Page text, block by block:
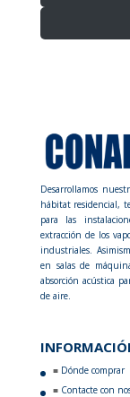
Desarrollamos
hábitat residencial,
para las
extracción de los
industriales.
en salas de
absorción acústica
de aire.
Dónde comprar
Contacte con